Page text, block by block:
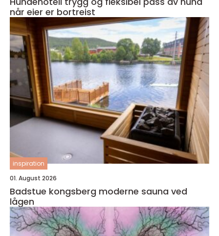
når eier er bortreist
inspiration
01. August 2026
Badstue kongsberg moderne sauna ved
lågen